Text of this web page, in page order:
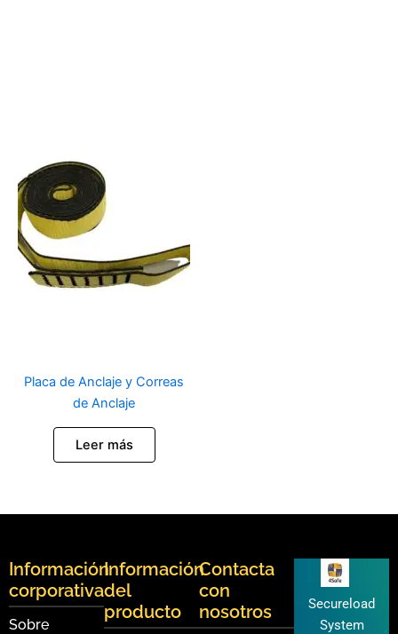
Placa de Anclaje y Correas
de Anclaje
Leer más
Información
corporativa
Sobre
Información
del
producto
Contacta
con
nosotros
Secureload
System